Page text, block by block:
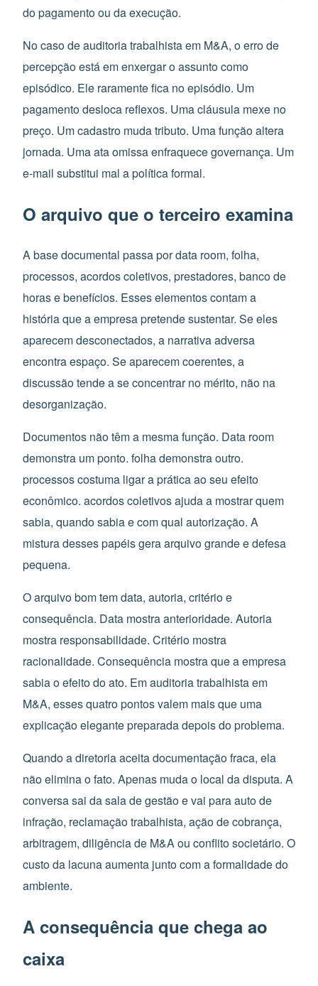
do pagamento ou da execução.
No caso de auditoria trabalhista em M&A, o erro de
percepção está em enxergar o assunto como
episódico. Ele raramente fica no episódio. Um
pagamento desloca reflexos. Uma cláusula mexe no
preço. Um cadastro muda tributo. Uma função altera
jornada. Uma ata omissa enfraquece governança. Um
e-mail substitui mal a política formal.
O arquivo que o terceiro examina
A base documental passa por data room, folha,
processos, acordos coletivos, prestadores, banco de
horas e benefícios. Esses elementos contam a
história que a empresa pretende sustentar. Se eles
aparecem desconectados, a narrativa adversa
encontra espaço. Se aparecem coerentes, a
discussão tende a se concentrar no mérito, não na
desorganização.
Documentos não têm a mesma função. Data room
demonstra um ponto. folha demonstra outro.
processos costuma ligar a prática ao seu efeito
econômico. acordos coletivos ajuda a mostrar quem
sabia, quando sabia e com qual autorização. A
mistura desses papéis gera arquivo grande e defesa
pequena.
O arquivo bom tem data, autoria, critério e
consequência. Data mostra anterioridade. Autoria
mostra responsabilidade. Critério mostra
racionalidade. Consequência mostra que a empresa
sabia o efeito do ato. Em auditoria trabalhista em
M&A, esses quatro pontos valem mais que uma
explicação elegante preparada depois do problema.
Quando a diretoria aceita documentação fraca, ela
não elimina o fato. Apenas muda o local da disputa. A
conversa sai da sala de gestão e vai para auto de
infração, reclamação trabalhista, ação de cobrança,
arbitragem, diligência de M&A ou conflito societário. O
custo da lacuna aumenta junto com a formalidade do
ambiente.
A consequência que chega ao
caixa